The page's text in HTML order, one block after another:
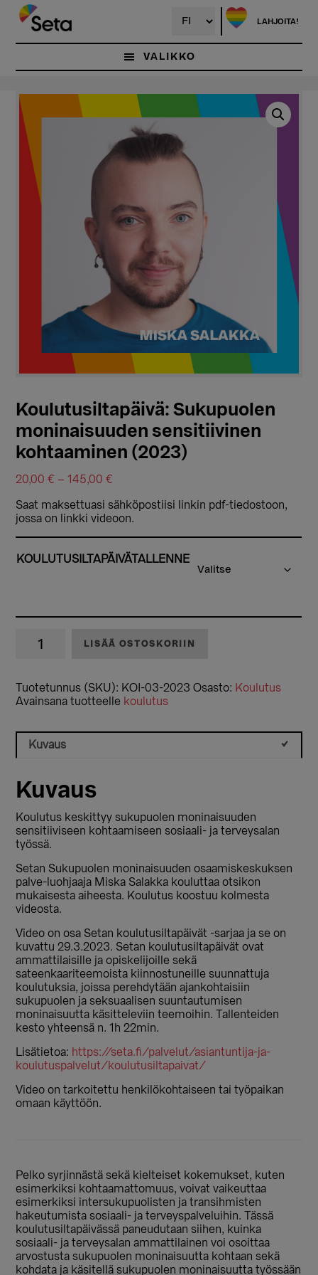
Hyppää
pääsisältöön
LAHJOITA!
VALIKKO
Koulutusiltapäivä: Sukupuolen
moninaisuuden sensitiivinen
kohtaaminen (2023)
20,00€ – 145,00€
-
Saat maksettuasi sähköpostiisi linkin pdf-tiedostoon,
jossa on linkki videoon.
KOULUTUSILTAPÄIVÄTALLENNE
Sukupuolen
kohtaaminen
(2023)
LISÄÄ OSTOSKORIIN
Tuotetunnus (SKU): KOI-03-2023 Osasto: Koulutus
Avainsana tuotteelle koulutus
Kuvaus
Kuvaus
Koulutus keskittyy sukupuolen moninaisuuden
sensitiiviseen kohtaamiseen sosiaali- ja terveysalan
työssä.
Setan Sukupuolen moninaisuuden osaamiskeskuksen
palve-luohjaaja Miska Salakka kouluttaa otsikon
mukaisesta aiheesta. Koulutus koostuu kolmesta
videosta.
Video on osa Setan koulutusiltapäivät -sarjaa ja se on
kuvattu 29.3.2023. Setan koulutusiltapäivät ovat
ammattilaisille ja opiskelijoille sekä
sateenkaariteemoista kiinnostuneille suunnattuja
koulutuksia, joissa perehdytään ajankohtaisiin
sukupuolen ja seksuaalisen suuntautumisen
moninaisuutta käsitteleviin teemoihin. Tallenteiden
kesto yhteensä n. 1h 22min.
Lisätietoa: https://seta.fi/palvelut/asiantuntija-ja-
koulutuspalvelut/koulutusiltapaivat/
Video on tarkoitettu henkilökohtaiseen tai työpaikan
omaan käyttöön.
Pelko syrjinnästä sekä kielteiset kokemukset, kuten
esimerkiksi kohtaamattomuus, voivat vaikeuttaa
esimerkiksi intersukupuolisten ja transihmisten
hakeutumista sosiaali- ja terveyspalveluihin. Tässä
koulutusiltapäivässä paneudutaan siihen, kuinka
sosiaali- ja terveysalan ammattilainen voi osoittaa
arvostusta sukupuolen moninaisuutta kohtaan sekä
kohdata ja käsitellä sukupuolen moninaisuutta työssään